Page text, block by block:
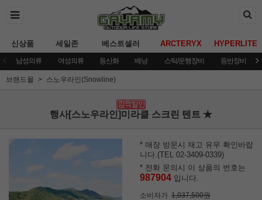
신상품 세일존 베스트셀러 ARCTERYX HYPERLITE
남성의류 여성의류 등산화 배낭 스틱/운행장비 등반장비
브랜드몰 스노우라인(Snowline)
행사[스노우라인]미라클 스크린 텐트 ★
* 매장 방문시 재고 유무 확인바랍
니다.(TEL 02-3409-0339)
* 전화 문의시 이 상품의 번호는
987904 입니다.
소비자가 1,037,500원